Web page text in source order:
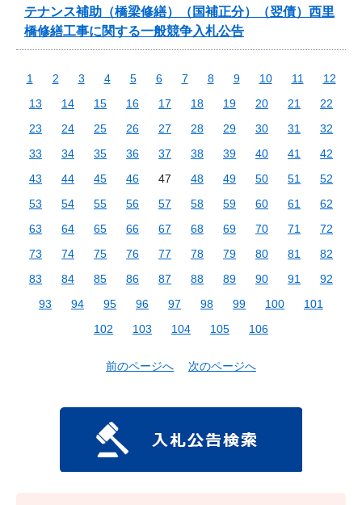
テナンス補助（橋梁修繕）（国補正分）（翌債）西里
橋修繕工事に関する一般競争入札公告
1 2 3 4 5 6 7 8 9 10 11
12
13
14 15 16 17 18 19 20 21
22
23
24 25 26 27 28 29 30 31
32
33
34 35 36 37 38 39 40 41
42
43
44 45 46 47 48 49 50 51
52
53
54 55 56 57 58 59 60 61
62
63
64 65 66 67 68 69 70 71
72
73
74 75 76 77 78 79 80 81
82
83
84 85 86 87 88 89 90 91
92
93
94 95 96 97 98 99 100
101
102
103 104 105 106
前のページへ 次のページへ